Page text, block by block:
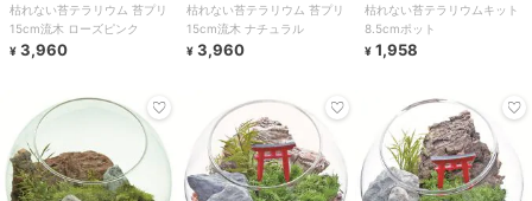
枯れない苔テラリウム 苔プリ
15cm流木 ローズピンク
¥ 3,960
枯れない苔テラリウム 苔プリ
15cm流木 ナチュラル
¥ 3,960
枯れない苔テラリウムキット
8.5cmポット
¥ 1,958